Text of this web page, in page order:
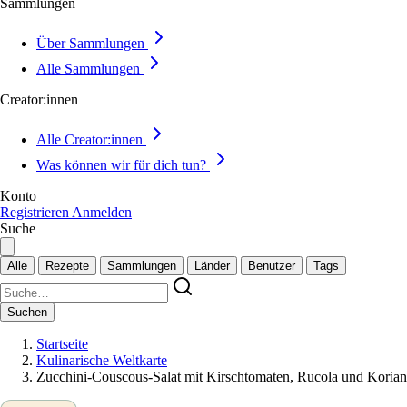
Sammlungen
Über Sammlungen
Alle Sammlungen
Creator:innen
Alle Creator:innen
Was können wir für dich tun?
Konto
Registrieren Anmelden
Suche
Alle Rezepte Sammlungen Länder Benutzer Tags
Suchen
Startseite
Kulinarische Weltkarte
Zucchini-Couscous-Salat mit Kirschtomaten, Rucola und